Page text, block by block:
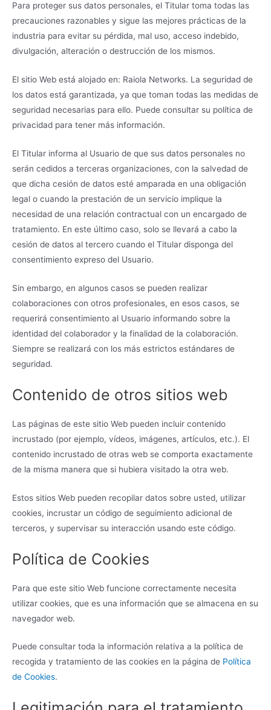
Para proteger sus datos personales, el Titular toma todas las
precauciones razonables y sigue las mejores prácticas de la
industria para evitar su pérdida, mal uso, acceso indebido,
divulgación, alteración o destrucción de los mismos.
El sitio Web está alojado en: Raiola Networks. La seguridad de
los datos está garantizada, ya que toman todas las medidas de
seguridad necesarias para ello. Puede consultar su política de
privacidad para tener más información.
El Titular informa al Usuario de que sus datos personales no
serán cedidos a terceras organizaciones, con la salvedad de
que dicha cesión de datos esté amparada en una obligación
legal o cuando la prestación de un servicio implique la
necesidad de una relación contractual con un encargado de
tratamiento. En este último caso, solo se llevará a cabo la
cesión de datos al tercero cuando el Titular disponga del
consentimiento expreso del Usuario.
Sin embargo, en algunos casos se pueden realizar
colaboraciones con otros profesionales, en esos casos, se
requerirá consentimiento al Usuario informando sobre la
identidad del colaborador y la finalidad de la colaboración.
Siempre se realizará con los más estrictos estándares de
seguridad.
Contenido de otros sitios web
Las páginas de este sitio Web pueden incluir contenido
incrustado (por ejemplo, vídeos, imágenes, artículos, etc.). El
contenido incrustado de otras web se comporta exactamente
de la misma manera que si hubiera visitado la otra web.
Estos sitios Web pueden recopilar datos sobre usted, utilizar
cookies, incrustar un código de seguimiento adicional de
terceros, y supervisar su interacción usando este código.
Política de Cookies
Para que este sitio Web funcione correctamente necesita
utilizar cookies, que es una información que se almacena en su
navegador web.
Puede consultar toda la información relativa a la política de
recogida y tratamiento de las cookies en la página de Política
de Cookies.